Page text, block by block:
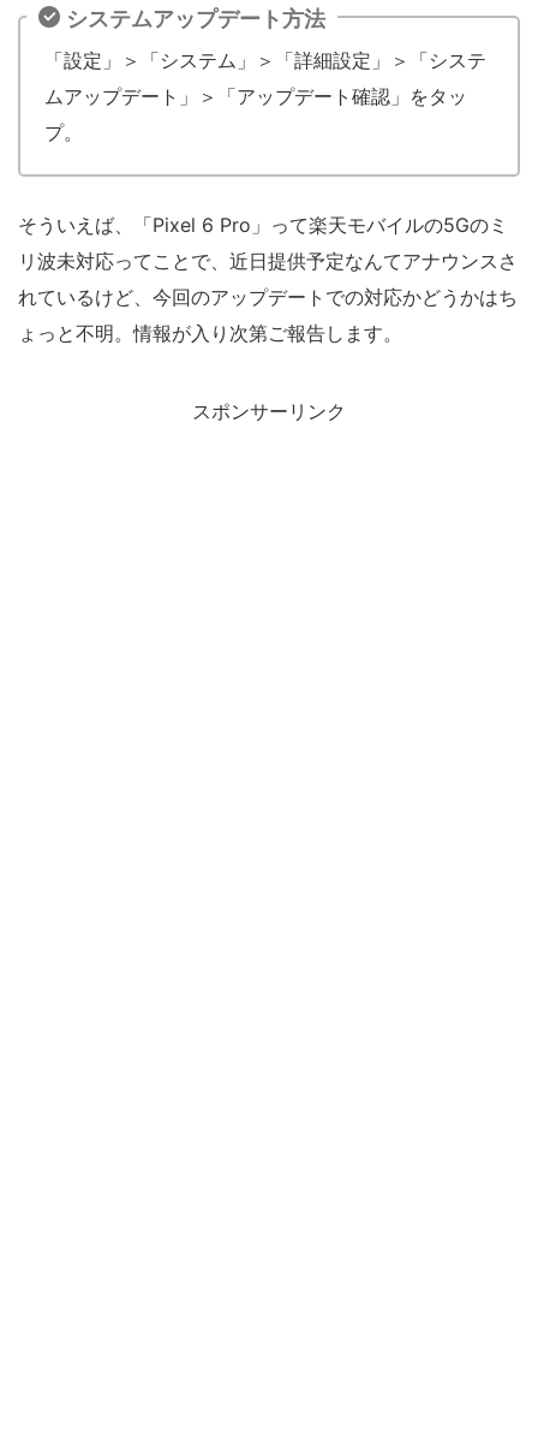
システムアップデート方法
「設定」＞「システム」＞「詳細設定」＞「システ
ムアップデート」＞「アップデート確認」をタッ
プ。
そういえば、「Pixel 6 Pro」って楽天モバイルの5Gのミ
リ波未対応ってことで、近日提供予定なんてアナウンスさ
れているけど、今回のアップデートでの対応かどうかはち
ょっと不明。情報が入り次第ご報告します。
スポンサーリンク